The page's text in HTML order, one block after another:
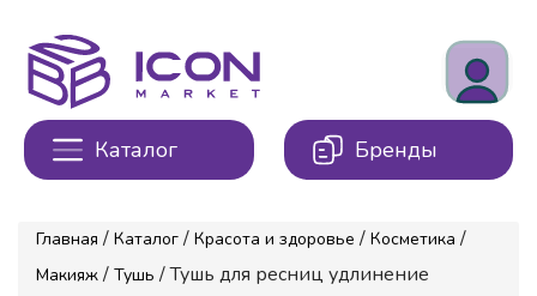
Каталог Бренды
Главная / Каталог / Красота и здоровье / Косметика /
Макияж / Тушь / Тушь для ресниц удлинение